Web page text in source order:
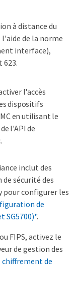
à distance du
de la norme
interface),
623.
l'accès
dispositifs
en utilisant le
l'API de
inclut des
de sécurité des
pour configurer les
de
SG5700)".
FIPS, activez le
de gestion des
de